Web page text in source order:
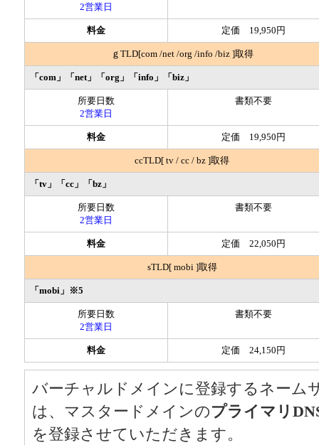
2営業日
料金 定価 19,950円
ｇTLD[com /net /org /info /biz ]取得
「com」「net」「org」「info」「biz」
所要日数
2営業日
書類不要
料金 定価 19,950円
ccTLD[ tv / cc / bz ]取得
「tv」「cc」「bz」
所要日数
2営業日
書類不要
料金 定価 22,050円
sTLD[ mobi ]取得
「mobi」※5
所要日数
2営業日
書類不要
料金 定価 24,150円
バーチャルドメインに登録するネーム
は、マスタードメインのプライマリ
を登録させていただきます。